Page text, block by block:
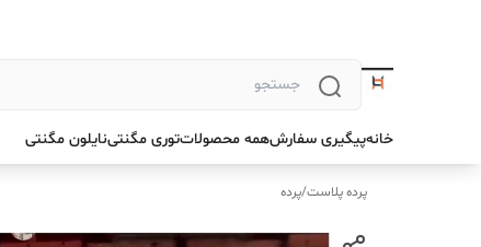
خانهپیگیری سفارشهمه محصولاتتوری مگنتینایلون مگنتی
پرده پلاست/پرده